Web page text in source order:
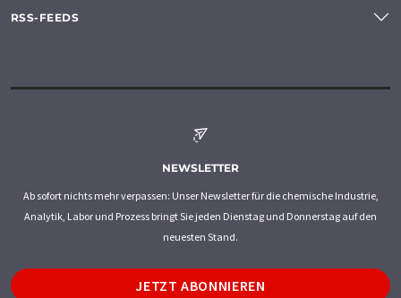
RSS-FEEDS
NEWSLETTER
Ab sofort nichts mehr verpassen: Unser Newsletter für die chemische Industrie,
Analytik, Labor und Prozess bringt Sie jeden Dienstag und Donnerstag auf den
neuesten Stand.
JETZT ABONNIEREN